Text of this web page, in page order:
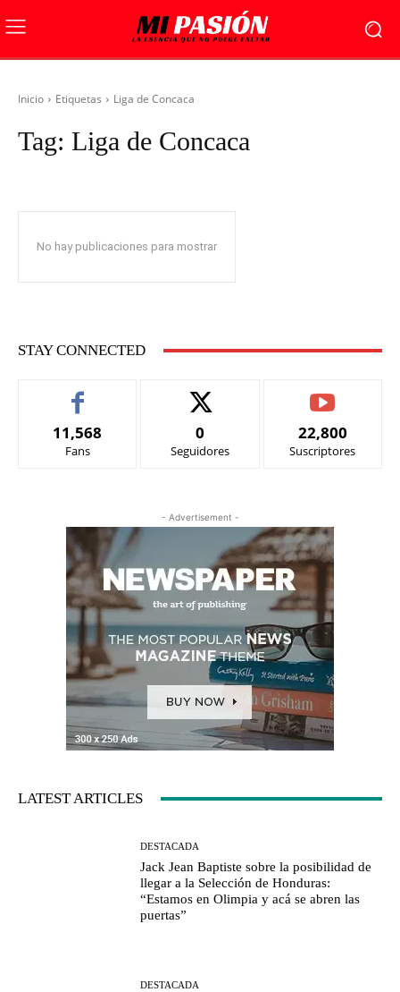
Inicio Etiquetas Liga de Concaca
Tag: Liga de Concaca
No hay publicaciones para mostrar
STAY CONNECTED
11,568
Fans
0
Seguidores
22,800
Suscriptores
- Advertisement -
LATEST ARTICLES
DESTACADA
Jack Jean Baptiste sobre la posibilidad de
llegar a la Selección de Honduras:
“Estamos en Olimpia y acá se abren las
puertas”
DESTACADA